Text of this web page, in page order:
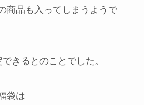
商品も入ってしまうようで
きるとのことでした。
袋は